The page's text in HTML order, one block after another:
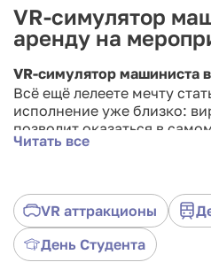
VR-симулятор
аренду на
VR-симулятор машиниста
Всё ещё лелеете мечту
исполнение уже близко:
позволит оказаться в
Управляйте составом,
Отличное развлечение для
праздника! Закажите
Читать все
VR аттракционы
День Студента